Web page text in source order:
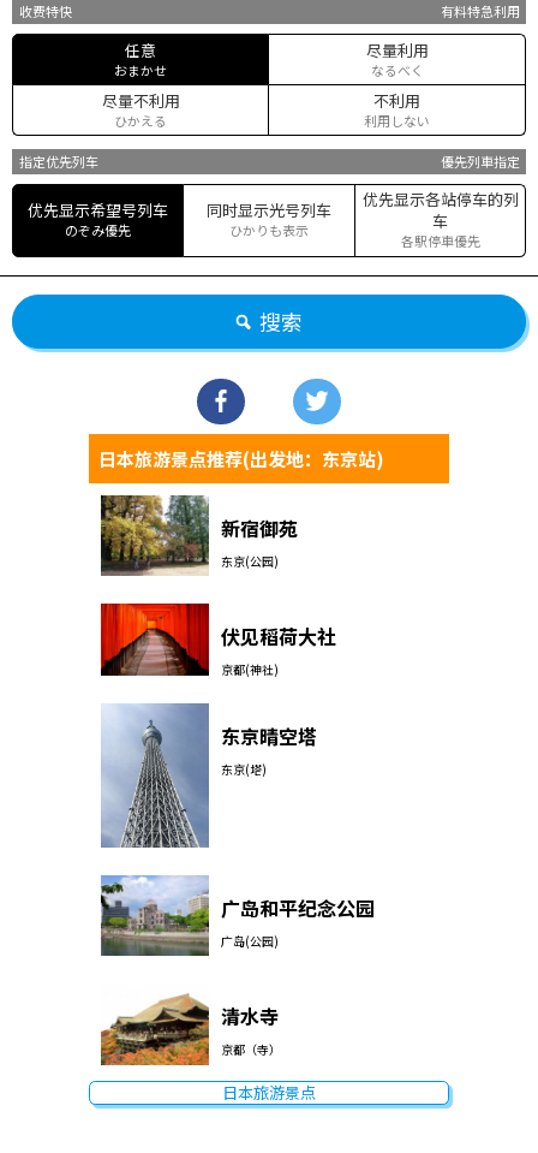
收费特快 有料特急利用
任意
おまかせ
尽量利用
なるべく
尽量不利用
ひかえる
不利用
利用しない
指定优先列车 優先列車指定
优先显示希望号列车
のぞみ優先
同时显示光号列车
ひかりも表示
优先显示各站停车的列
车
各駅停車優先
搜索
日本旅游景点推荐(出发地：东京站)
新宿御苑
东京(公园)
伏见稻荷大社
京都(神社)
东京晴空塔
东京(塔)
广岛和平纪念公园
广岛(公园)
清水寺
京都（寺）
日本旅游景点